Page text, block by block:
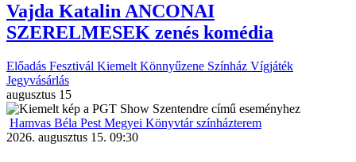
Vajda Katalin ANCONAI
SZERELMESEK zenés komédia
Előadás Fesztivál Kiemelt Könnyűzene Színház Vígjáték
Jegyvásárlás
augusztus 15
Hamvas Béla Pest Megyei Könyvtár színházterem
2026. augusztus 15. 09:30